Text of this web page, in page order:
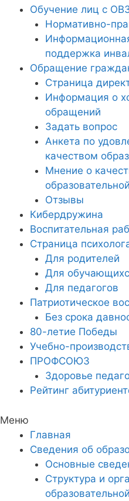
Обучение лиц с
Нормативно-
поддержка
Обращение
Страница
Информация о
обращений
Задать вопрос
Анкета по
качеством
Мнение о
Отзывы
Кибердружина
Воспитательная
Страница
Для родителей
Для
Для педагогов
Патриотическое
Без срока
80-летие Победы
Учебно-
ПРОФСОЮЗ
Здоровье
Рейтинг
Меню
Главная
Сведения об
Основные
Структура и